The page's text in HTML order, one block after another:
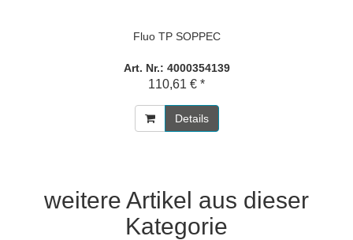
Fluo TP SOPPEC
Art. Nr.: 4000354139
110,61 € *
Details
weitere Artikel aus dieser
Kategorie